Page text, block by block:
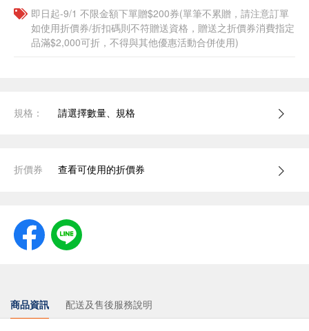
即日起-9/1 不限金額下單贈$200券(單筆不累贈，請注意訂單
如使用折價券/折扣碼則不符贈送資格，贈送之折價券消費指定
品滿$2,000可折，不得與其他優惠活動合併使用)
規格： 請選擇數量、規格
折價券 查看可使用的折價券
商品資訊 配送及售後服務說明